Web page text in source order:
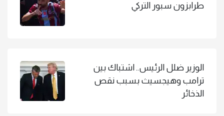
طرابزون سبور التركي
الوزير ضلل الرئيس.. اشتباك بين
ترامب وهيجسيث بسبب نقص
الذخائر